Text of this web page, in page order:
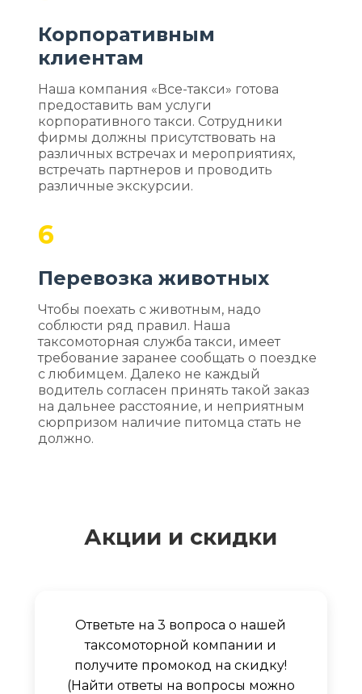
Корпоративным
клиентам
Наша компания «Все-такси» готова
предоставить вам услуги
корпоративного такси. Сотрудники
фирмы должны присутствовать на
различных встречах и мероприятиях,
встречать партнеров и проводить
различные экскурсии.
6
Перевозка животных
Чтобы поехать с животным, надо
соблюсти ряд правил. Наша
таксомоторная служба такси, имеет
требование заранее сообщать о поездке
с любимцем. Далеко не каждый
водитель согласен принять такой заказ
на дальнее расстояние, и неприятным
сюрпризом наличие питомца стать не
должно.
Акции и скидки
Ответьте на 3 вопроса о нашей
таксомоторной компании и
получите промокод на скидку!
(Найти ответы на вопросы можно